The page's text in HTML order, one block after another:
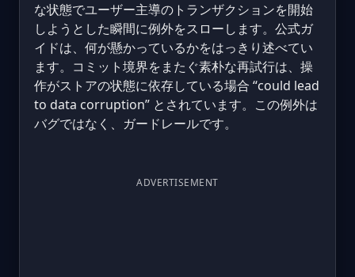
な状態でユーザー主導のトランザクションを開始
しようとした瞬間に例外をスローします。公式ガ
イドは、何が懸かっているかをはっきり述べてい
ます。コミット境界をまたぐ素朴な再試行は、操
作がストアの状態に依存している場合 “could lead
to data corruption” とされています。この例外は
バグではなく、ガードレールです。
ADVERTISEMENT